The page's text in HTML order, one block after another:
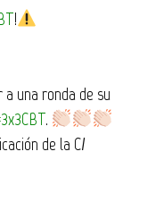
!
una ronda de su
.
de la C/